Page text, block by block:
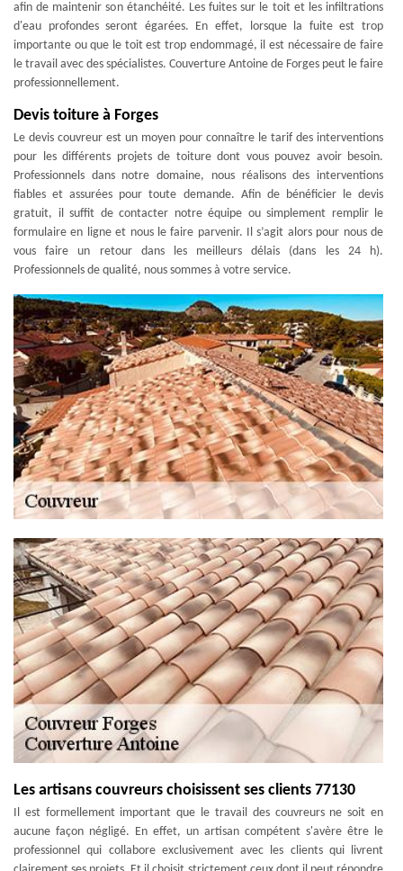
afin de maintenir son étanchéité. Les fuites sur le toit et les infiltrations
d'eau profondes seront égarées. En effet, lorsque la fuite est trop
importante ou que le toit est trop endommagé, il est nécessaire de faire
le travail avec des spécialistes. Couverture Antoine de Forges peut le faire
professionnellement.
Devis toiture à Forges
Le devis couvreur est un moyen pour connaître le tarif des interventions
pour les différents projets de toiture dont vous pouvez avoir besoin.
Professionnels dans notre domaine, nous réalisons des interventions
fiables et assurées pour toute demande. Afin de bénéficier le devis
gratuit, il suffit de contacter notre équipe ou simplement remplir le
formulaire en ligne et nous le faire parvenir. Il s’agit alors pour nous de
vous faire un retour dans les meilleurs délais (dans les 24 h).
Professionnels de qualité, nous sommes à votre service.
Les artisans couvreurs choisissent ses clients 77130
Il est formellement important que le travail des couvreurs ne soit en
aucune façon négligé. En effet, un artisan compétent s'avère être le
professionnel qui collabore exclusivement avec les clients qui livrent